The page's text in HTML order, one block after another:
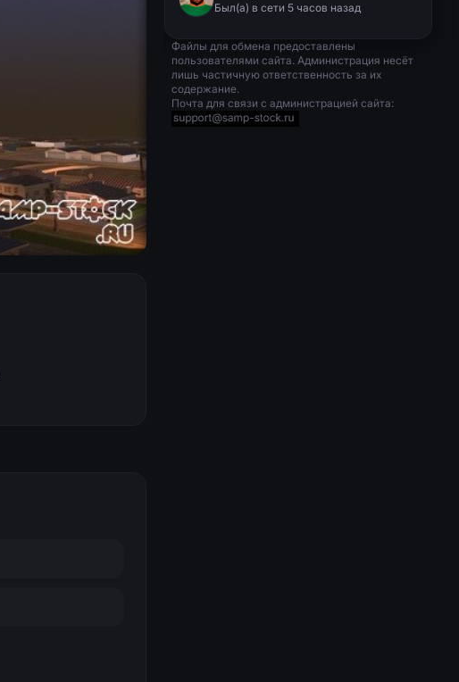
Был(a) в сети 5 часов назад
Файлы для обмена предоставлены
пользователями сайта. Администрация несёт
лишь частичную ответственность за их
содержание.
Почта для связи с администрацией сайта: